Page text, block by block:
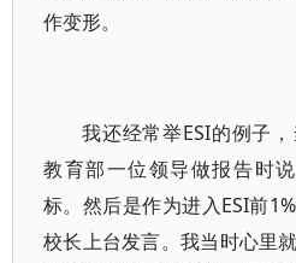
作变形。
我还经常举ESI的例子
教育部一位领导做报告时
标。然后是作为进入ESI前
校长上台发言。我当时心里